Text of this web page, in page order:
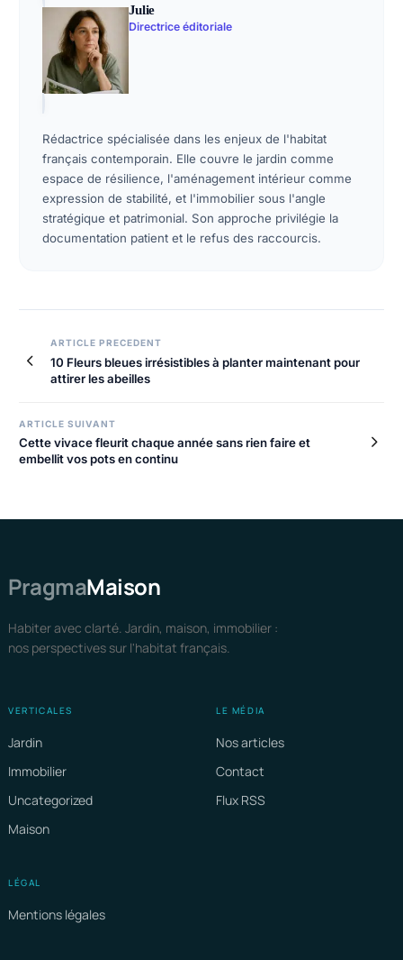
Julie
Directrice éditoriale
Rédactrice spécialisée dans les enjeux de l'habitat
français contemporain. Elle couvre le jardin comme
espace de résilience, l'aménagement intérieur comme
expression de stabilité, et l'immobilier sous l'angle
stratégique et patrimonial. Son approche privilégie la
documentation patient et le refus des raccourcis.
ARTICLE PRECEDENT
10 Fleurs bleues irrésistibles à planter maintenant pour
attirer les abeilles
ARTICLE SUIVANT
Cette vivace fleurit chaque année sans rien faire et
embellit vos pots en continu
PragmaMaison
Habiter avec clarté. Jardin, maison, immobilier :
nos perspectives sur l'habitat français.
VERTICALES
Jardin
Immobilier
Uncategorized
Maison
LE MÉDIA
Nos articles
Contact
Flux RSS
LÉGAL
Mentions légales